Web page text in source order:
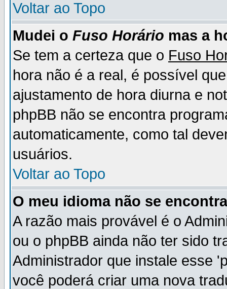
Voltar ao Topo
Mudei o Fuso Horário mas a
Se tem a certeza que o Fuso
hora não é a real, é possível
ajustamento de hora diurna e
phpBB não se encontra
automaticamente, como tal
usuários.
Voltar ao Topo
O meu idioma não se
A razão mais provável é o
ou o phpBB ainda não ter sido
Administrador que instale esse
você poderá criar uma nova